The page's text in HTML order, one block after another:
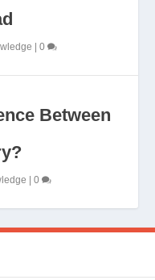
|0
Between
|0